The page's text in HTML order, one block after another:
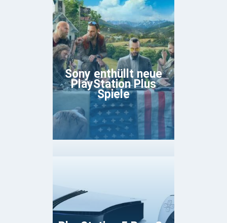
Sony enthüllt neue
PlayStation Plus
Spiele